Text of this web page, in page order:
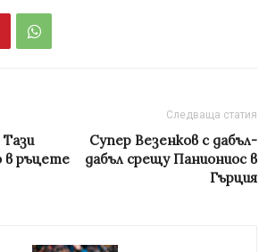
в ръцете
Следваща статия
Супер Везенков с дабъл-
дабъл срещу Паниониос в
Гърция